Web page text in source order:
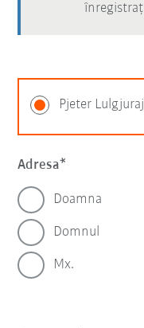
Pjeter Lulgjuraj
Adresa
Doamna
Domnul
Mx.